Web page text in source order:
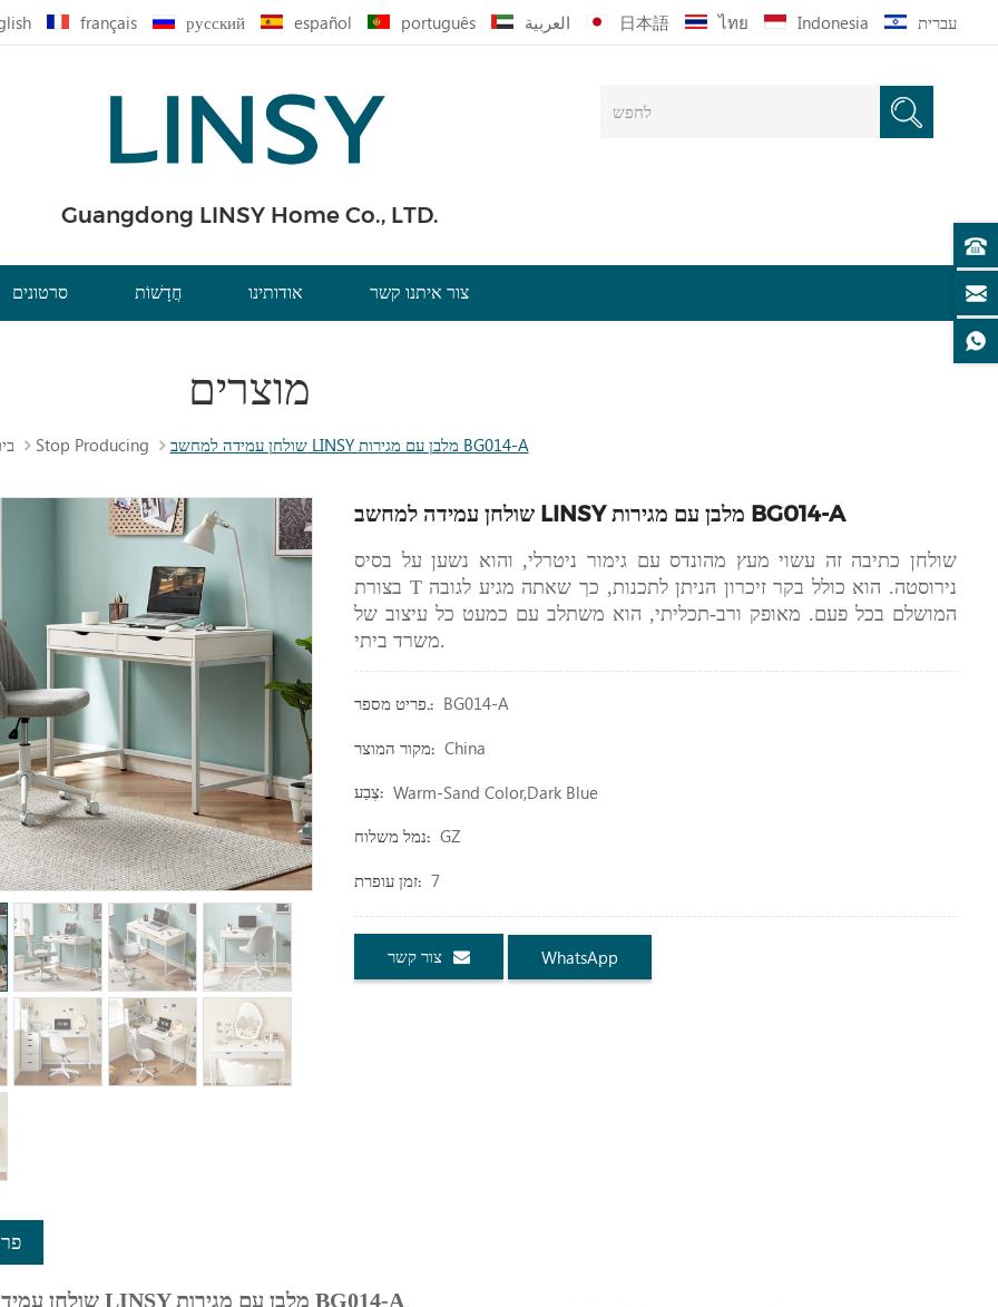
français русский español português العربية 日本語 ไทย Indonesia עברית
Guangdong LINSY Home Co., LTD.
סרטונים חֲדָשׁוֹת אודותינו צור איתנו קשר
מוצרים
Stop Producing שולחן עמידה למחשב LINSY מלבן עם מגירות BG014-A
שולחן עמידה למחשב LINSY מלבן עם מגירות BG014-A
שולחן כתיבה זה עשוי מעץ מהונדס עם גימור ניטרלי, והוא נשען על בסיס
בצורת T נירוסטה. הוא כולל בקר זיכרון הניתן לתכנות, כך שאתה מגיע לגובה
המושלם בכל פעם. מאופק ורב-תכליתי, הוא משתלב עם כמעט כל עיצוב של
משרד ביתי.
פריט מספר.: BG014-A
מקור המוצר: China
צֶבַע: Warm-Sand Color,dark Blue
נמל משלוח: GZ
זמן עופרת: 7
צור קשר WhatsApp
שולחן עמידה למחשב LINSY מלבן עם מגירות BG014-A